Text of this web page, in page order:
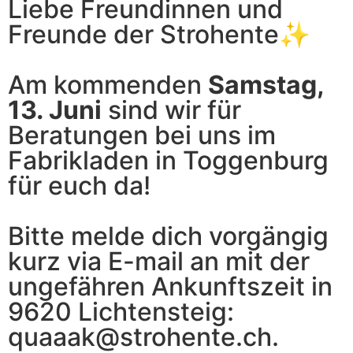
Liebe Freundinnen und
Freunde der Strohente✨
Am kommenden Samstag,
13. Juni sind wir für
Beratungen bei uns im
Fabrikladen in Toggenburg
für euch da!
Bitte melde dich vorgängig
kurz via E-mail an mit der
ungefähren Ankunftszeit in
9620 Lichtensteig:
quaaak@strohente.ch.